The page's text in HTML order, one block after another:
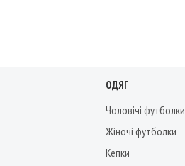
ОДЯГ
Чоловічі футболки
Жіночі футболки
Кепки